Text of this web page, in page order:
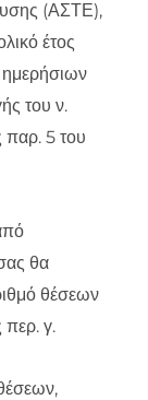
(ΑΣΤΕ),
έτος
ημερήσιων
του ν.
παρ. 5 του
θα
θέσεων
περ. γ.